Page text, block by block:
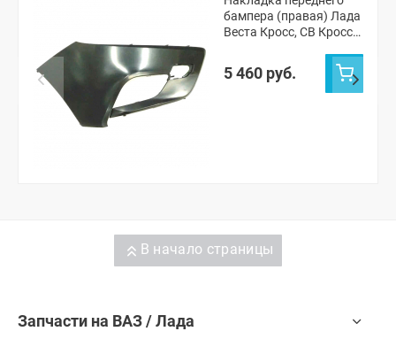
бампера (правая) Лада
Веста Кросс, СВ Кросс
5 460 руб.
В начало страницы
Запчасти на ВАЗ / Лада